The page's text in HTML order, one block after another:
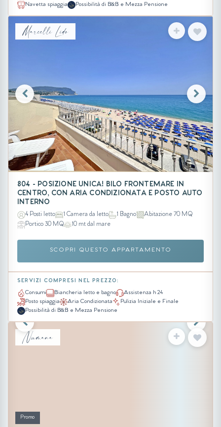
Navetta spiaggia
Possibilità di B&B e Mezza Pensione
Marcelli Lido
804 - POSIZIONE UNICA! BILO FRONTEMARE IN
CENTRO, CON ARIA CONDIZIONATA E POSTO AUTO
INTERNO
4 Posti letto 1 Camera da letto 1 Bagno
Abitazione 70 MQ
Portico 30 MQ
10 mt dal mare
SCOPRI QUESTO APPARTAMENTO
SERVIZI COMPRESI NEL PREZZO:
Consumi Biancheria letto e bagno
Assistenza h 24
Posto spiaggia
Aria Condizionata
Pulizia Iniziale e Finale
Possibilità di B&B e Mezza Pensione
Numana
Promo